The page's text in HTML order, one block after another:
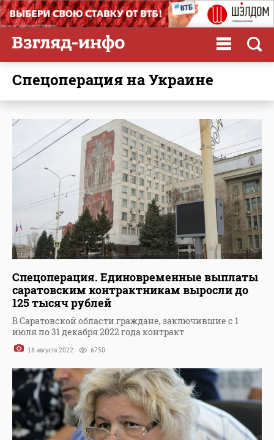
спецоперация на Украине
Спецоперация. Единовременные выплаты
саратовским контрактникам выросли до
125 тысяч рублей
В Саратовской области граждане, заключившие с 1
июля по 31 декабря 2022 года контракт
16 августа 2022 6750